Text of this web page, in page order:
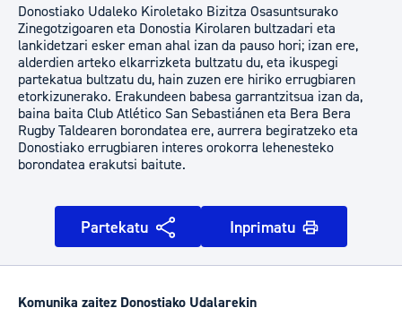
Donostiako Udaleko Kiroletako Bizitza Osasuntsurako
Zinegotzigoaren eta Donostia Kirolaren bultzadari eta
lankidetzari esker eman ahal izan da pauso hori; izan ere,
alderdien arteko elkarrizketa bultzatu du, eta ikuspegi
partekatua bultzatu du, hain zuzen ere hiriko errugbiaren
etorkizunerako. Erakundeen babesa garrantzitsua izan da,
baina baita Club Atlético San Sebastiánen eta Bera Bera
Rugby Taldearen borondatea ere, aurrera begiratzeko eta
Donostiako errugbiaren interes orokorra lehenesteko
borondatea erakutsi baitute.
Partekatu Inprimatu
Komunika zaitez Donostiako Udalarekin